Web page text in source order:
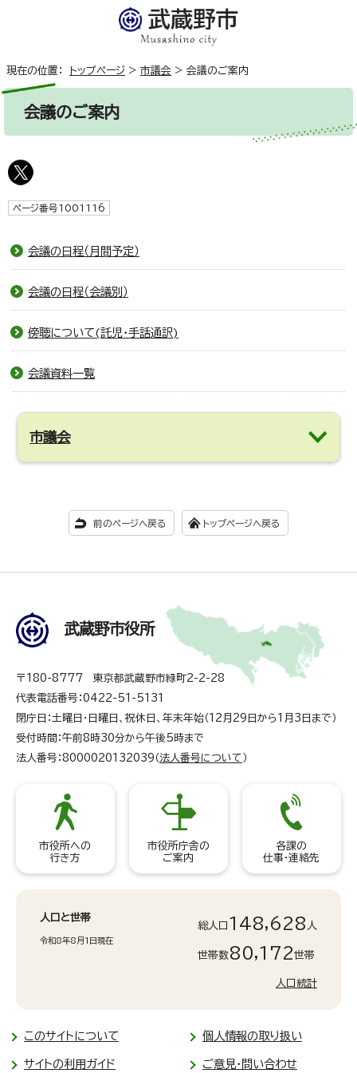
現在の位置： トップページ > 市議会 > 会議のご案内
会議のご案内
ページ番号1001116
会議の日程（月間予定）
会議の日程（会議別）
傍聴について(託児・手話通訳)
会議資料一覧
市議会
前のページへ戻る トップページへ戻る
武蔵野市役所
〒180-8777 東京都武蔵野市緑町2-2-28
代表電話番号：0422-51-5131
閉庁日：土曜日・日曜日、祝休日、年末年始（12月29日から1月3日まで）
受付時間：午前8時30分から午後5時まで
法人番号：8000020132039（ 法人番号について ）
市役所への
行き方
市役所庁舎の
ご案内
各課の
仕事・連絡先
人口と世帯
令和8年8月1日現在
総人口 148,628 人
世帯数80,172世帯
人口統計
このサイトについて 個人情報の取り扱い
サイトの利用ガイド ご意見・問い合わせ